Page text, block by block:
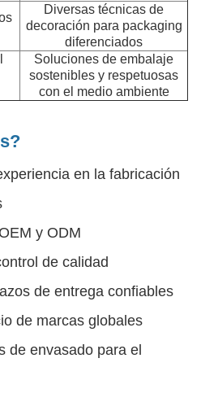
Diversas técnicas de
decoración para packaging
diferenciados
Soluciones de embalaje
sostenibles y respetuosas
con el medio ambiente
en la fabricación
y ODM
de calidad
de entrega confiables
de marcas globales
de envasado para el